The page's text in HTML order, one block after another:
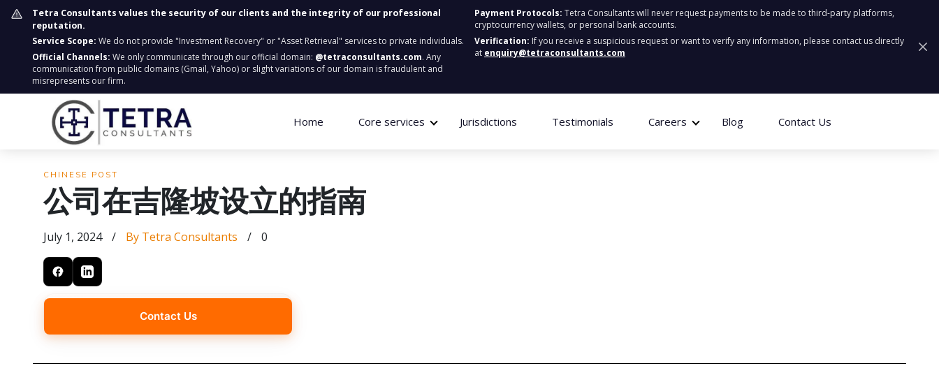
Tetra Consultants values the security of our clients and the integrity of our professional
reputation.
Service Scope: We do not provide "Investment Recovery" or "Asset Retrieval" services to private individuals.
Official Channels: We only communicate through our official domain: @tetraconsultants.com. Any
communication from public domains (Gmail, Yahoo) or slight variations of our domain is fraudulent and
misrepresents our firm.
Payment Protocols: Tetra Consultants will never request payments to be made to third-party platforms,
cryptocurrency wallets, or personal bank accounts.
Verification: If you receive a suspicious request or want to verify any information, please contact us directly
at enquiry@tetraconsultants.com
Home Core services Jurisdictions Testimonials Careers Blog Contact Us
CHINESE POST
公司在吉隆坡设立的指南
July 1, 2024 / By Tetra Consultants / 0
Contact Us